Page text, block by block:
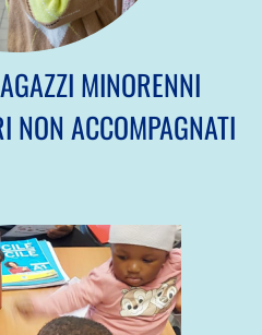
MINORENNI
NON ACCOMPAGNATI